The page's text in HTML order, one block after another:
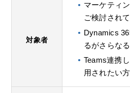
対象者
マーケティ
ご検討され
Dynamics
るがさらな
Teams連携
用されたい方